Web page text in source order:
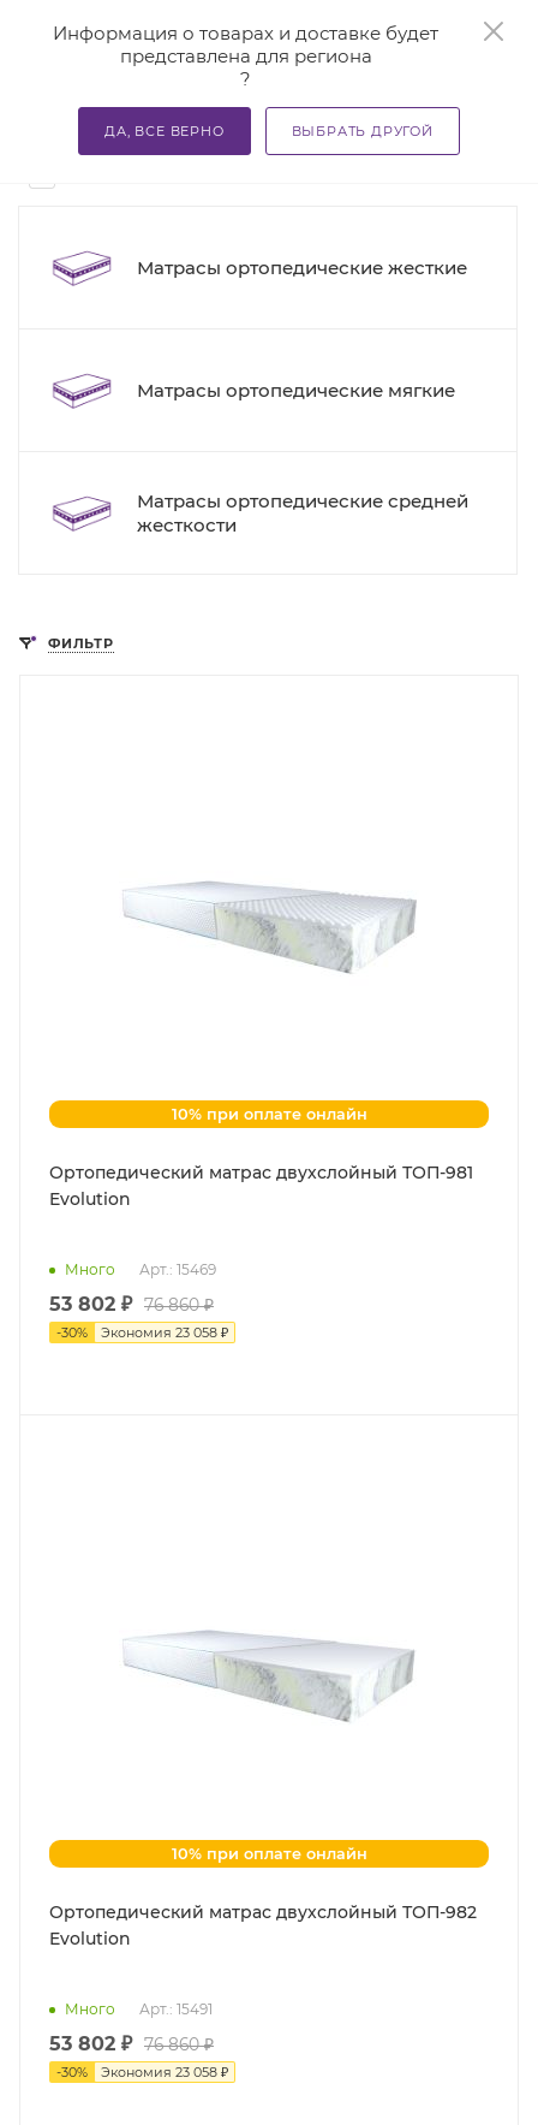
Информация о товарах и доставке будет
представлена для региона
?
ДА, ВСЕ ВЕРНО ВЫБРАТЬ ДРУГОЙ
Главная — Каталог — Матрасы ортопедические —
Матрасы ортопедические Evolution
Матрасы ортопедические жесткие
Матрасы ортопедические мягкие
Матрасы ортопедические средней
жесткости
ФИЛЬТР
10% при оплате онлайн
Ортопедический матрас двухслойный ТОП-981
Evolution
Много Арт.: 15469
53 802 ₽ 76 860 ₽
-30% Экономия 23 058 ₽
10% при оплате онлайн
Ортопедический матрас двухслойный ТОП-982
Evolution
Много Арт.: 15491
53 802 ₽ 76 860 ₽
-30% Экономия 23 058 ₽